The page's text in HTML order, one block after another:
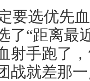
要选优先
了“距离最
射手跑了
战就差那